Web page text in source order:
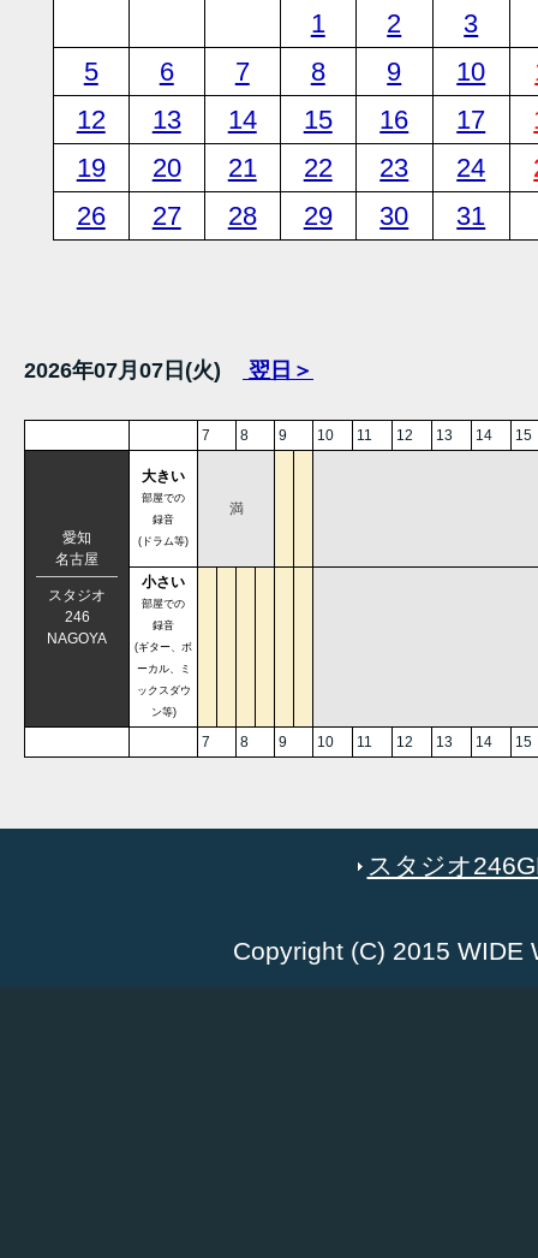
1
2
3
5
6 7 8 9 10
12
13 14 15 16 17
19
20 21 22 23 24
26
27 28 29 30 31
2026年07月07日(火) 翌日＞
7 8 9 10 11 12 13 14 15
愛知
名古屋
スタジオ
246
NAGOYA
大きい
部屋での
録音
(ドラム等)
満
小さい
部屋での
録音
(ギター、ボ
ーカル、ミ
ックスダウ
ン等)
7 8 9 10 11 12 13 14 15
スタジオ
Copyright (C) 2015 WIDE